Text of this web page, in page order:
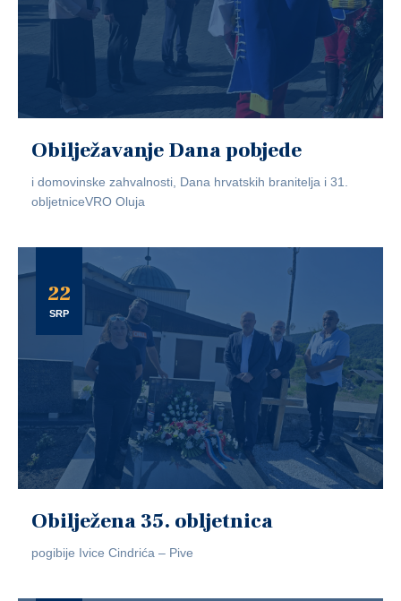
Obilježavanje Dana pobjede
i domovinske zahvalnosti, Dana hrvatskih branitelja i 31.
obljetniceVRO Oluja
22
SRP
Obilježena 35. obljetnica
pogibije Ivice Cindrića – Pive